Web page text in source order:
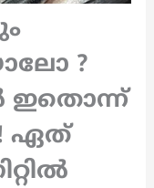
?
ഇതൊന്ന്
ഏത്